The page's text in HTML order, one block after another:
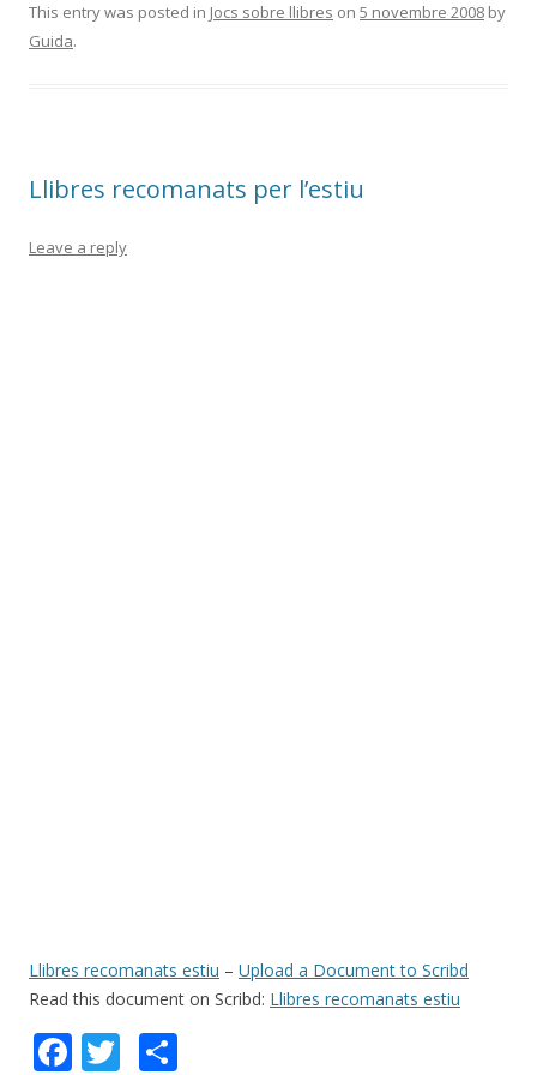
e
b
k
itt m
ix
This entry was posted in Jocs sobre llibres on 5 novembre 2008 by
Guida.
Llibres recomanats per l’estiu
Leave a reply
Llibres recomanats estiu – Upload a Document to Scribd
Read this document on Scribd: Llibres recomanats estiu
F T